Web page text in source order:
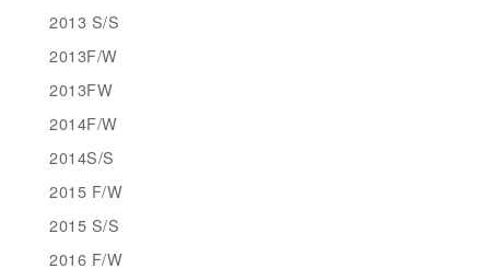
2013 S/S
2013F/W
2013FW
2014F/W
2014S/S
2015 F/W
2015 S/S
2016 F/W